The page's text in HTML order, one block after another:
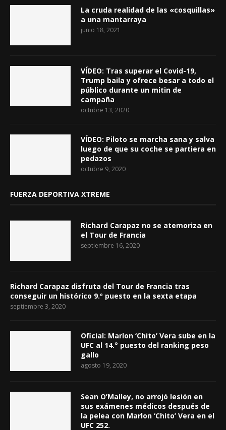
La cruda realidad de las «cosquillas»
a una mantarraya
junio 18, 2021
VÍDEO: Tras superar el Covid-19,
Trump baila y ofrece besar a todo el
público durante un mitin de
campaña
octubre 13, 2020
VÍDEO: Piloto se marcha sana y salva
luego de que su coche se partiera en
pedazos
octubre 9, 2020
FUERZA DEPORTIVA XTREME
Richard Carapaz no se atemoriza en
el Tour de Francia
septiembre 16, 2020
Richard Carapaz disfruta del Tour de Francia tras
conseguir un histórico 9.º puesto en la sexta etapa
septiembre 3, 2020
Oficial: Marlon ‘Chito’ Vera sube en la
UFC al 14.° puesto del ranking peso
gallo
agosto 19, 2020
Sean O’Malley, no arrojó lesión en
sus exámenes médicos después de
la pelea con Marlon ‘Chito’ Vera en el
UFC 252.